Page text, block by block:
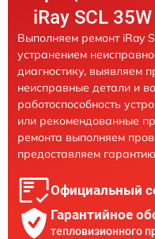
iRay SCL
Выполняем ремонт iRay
устранением
диагностику, выявляем
неисправные детали и
работоспособность
или рекомендованные
ремонта выполняем
предоставляем
Официальный
Гарантийное
тепловизионного